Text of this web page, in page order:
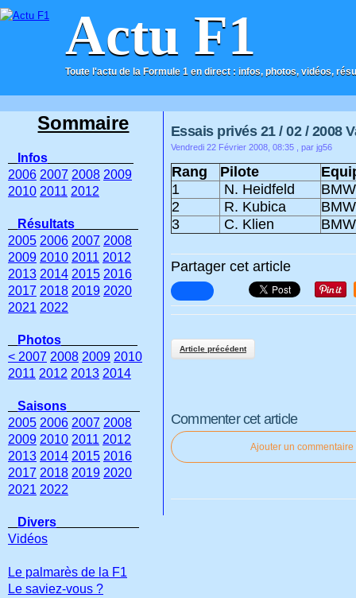
Actu F1
Toute l'actu de la Formule 1 en direct : infos, photos, vidéos,
ACCUEIL CONTACT
Essais privés 21 / 02 / 2008
Vendredi 22 Février 2008, 08:35 , par jg56
Rang Pilote
1
N. Heidfeld
BMW
2
R. Kubica
BMW
3
C. Klien BMW
Partager cet article
Article précédent
Commenter cet article
Ajouter un commentaire
Sommaire
Infos
2006 2007 2008 2009
2010 2011 2012
Résultats
2005 2006 2007 2008
2009 2010 2011 2012
2013 2014 2015 2016
2017 2018 2019 2020
2021 2022
Photos
< 2007 2008 2009 2010
2011 2012 2013 2014
Saisons
2005 2006 2007 2008
2009 2010 2011 2012
2013 2014 2015 2016
2017 2018 2019 2020
2021 2022
Divers
Vidéos
Le palmarès de la F1
Le saviez-vous ?